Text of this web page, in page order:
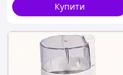
Купити